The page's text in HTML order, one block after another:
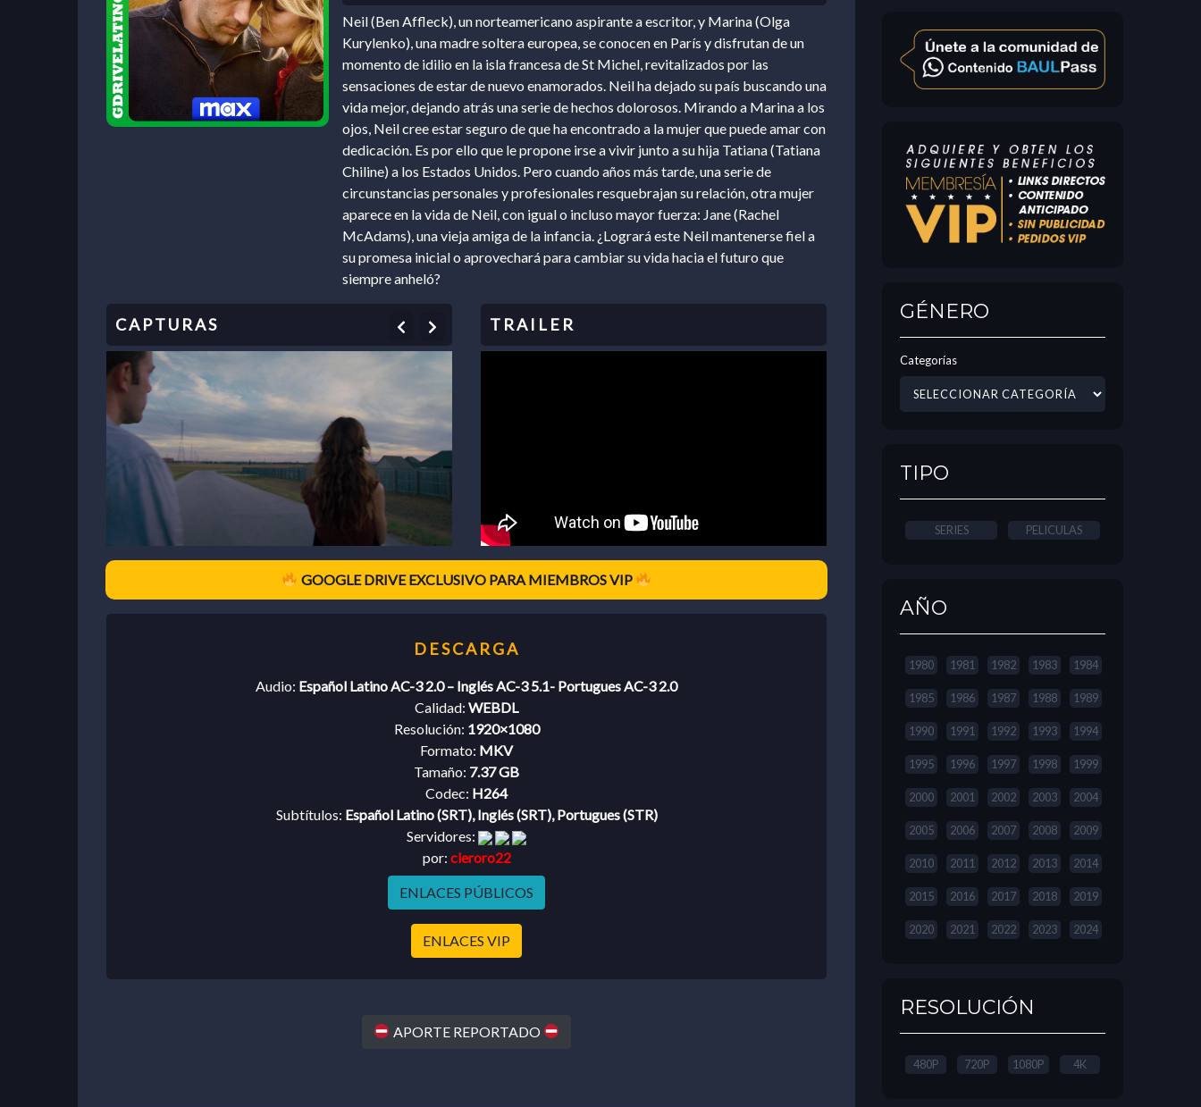
Neil (Ben Affleck), un norteamericano aspirante a escritor, y Marina (Olga
Kurylenko), una madre soltera europea, se conocen en París y disfrutan de un
momento de idilio en la isla francesa de St Michel, revitalizados por las
sensaciones de estar de nuevo enamorados. Neil ha dejado su país buscando una
vida mejor, dejando atrás una serie de hechos dolorosos. Mirando a Marina a los
ojos, Neil cree estar seguro de que ha encontrado a la mujer que puede amar con
dedicación. Es por ello que le propone irse a vivir junto a su hija Tatiana (Tatiana
Chiline) a los Estados Unidos. Pero cuando años más tarde, una serie de
circunstancias personales y profesionales resquebrajan su relación, otra mujer
aparece en la vida de Neil, con igual o incluso mayor fuerza: Jane (Rachel
McAdams), una vieja amiga de la infancia. ¿Logrará este Neil mantenerse fiel a
su promesa inicial o aprovechará para cambiar su vida hacia el futuro que
siempre anheló?
Previous
GOOGLE DRIVE EXCLUSIVO PARA MIEMBROS VIP
Audio: Español Latino AC-3 2.0 – Inglés AC-3 5.1- Portugues AC-3 2.0
Calidad: WEBDL
Resolución: 1920×1080
Formato: MKV
Tamaño: 7.37 GB
Codec: H264
Subtítulos: Español Latino (SRT), Inglés (SRT), Portugues (STR)
Servidores:
por: cleroro22
ENLACES PÚBLICOS
ENLACES VIP
APORTE REPORTADO
GÉNERO
Categorías
TIPO
SERIES PELICULAS
AÑO
1980 1981 1982 1983 1984
1985 1986 1987 1988 1989
1990 1991 1992 1993 1994
1995 1996 1997 1998 1999
2000 2001 2002 2003 2004
2005 2006 2007 2008 2009
2010 2011 2012 2013 2014
2015 2016 2017 2018 2019
2020 2021 2022 2023 2024
RESOLUCIÓN
480P 720P 1080P 4K